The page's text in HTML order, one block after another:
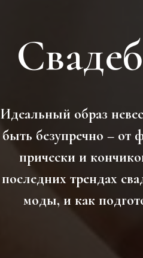
Идеальный образ
быть безупречно – от
прически и
последних трендах
моды, и как